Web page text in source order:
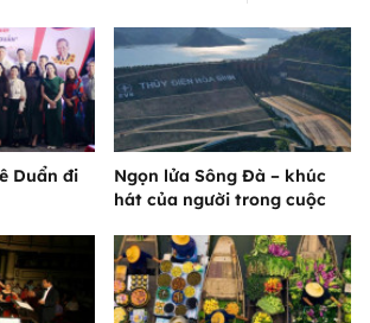
Duẩn đi
Ngọn lửa Sông Đà – khúc
hát của người trong cuộc